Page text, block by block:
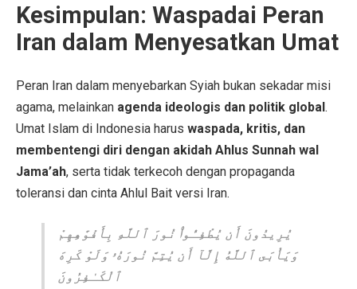
Kesimpulan: Waspadai Peran
Iran dalam Menyesatkan Umat
Peran Iran dalam menyebarkan Syiah bukan sekadar misi
agama, melainkan agenda ideologis dan politik global.
Umat Islam di Indonesia harus waspada, kritis, dan
membentengi diri dengan akidah Ahlus Sunnah wal
Jama’ah, serta tidak terkecoh dengan propaganda
toleransi dan cinta Ahlul Bait versi Iran.
يُرِيدُونَ أَن يُطْفِـُٔوا۟ نُورَ ٱللَّهِ بِأَفْوَٰهِهِمْ
وَيَأْبَى ٱللَّهُ إِلَّآ أَن يُتِمَّ نُورَهُۥ وَلَوْ كَرِهَ
ٱلْكَـٰفِرُونَ